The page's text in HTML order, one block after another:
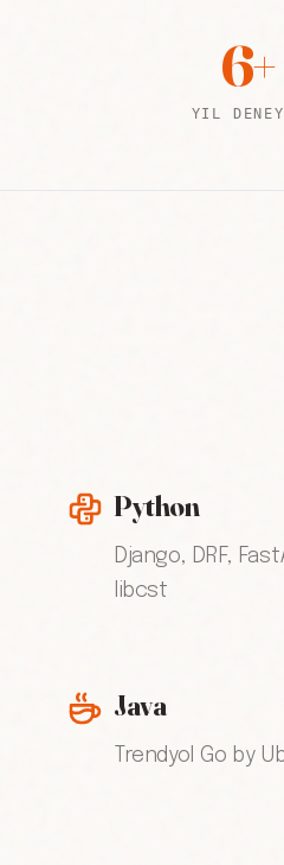
6+
YIL
Python
Django, DRF,
libcst
Java
Trendyol Go by